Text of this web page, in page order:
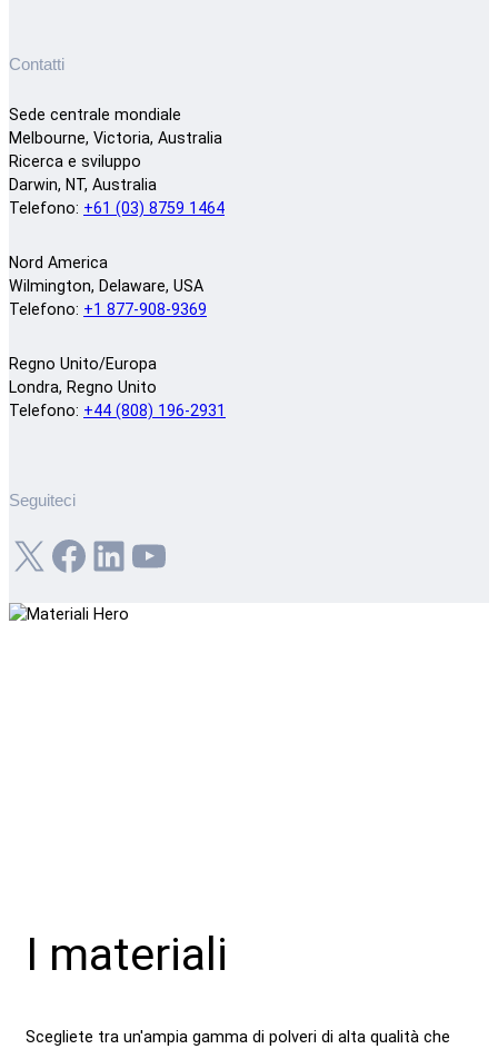
Contatti
Sede centrale mondiale
Melbourne, Victoria, Australia
Ricerca e sviluppo
Darwin, NT, Australia
Telefono: +61 (03) 8759 1464
Nord America
Wilmington, Delaware, USA
Telefono: +1 877-908-9369
Regno Unito/Europa
Londra, Regno Unito
Telefono: +44 (808) 196-2931
Seguiteci
X Facebook LinkedIn YouTube
I materiali
Scegliete tra un'ampia gamma di polveri di alta qualità che